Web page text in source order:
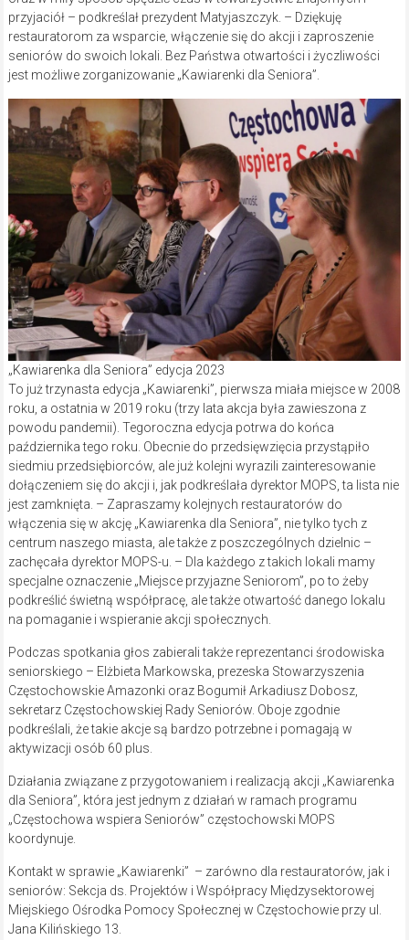
przyjaciół – podkreślał prezydent Matyjaszczyk. – Dziękuję
restauratorom za wsparcie, włączenie się do akcji i zaproszenie
seniorów do swoich lokali. Bez Państwa otwartości i życzliwości
jest możliwe zorganizowanie „Kawiarenki dla Seniora”.
„Kawiarenka dla Seniora” edycja 2023
To już trzynasta edycja „Kawiarenki”, pierwsza miała miejsce w 2008
roku, a ostatnia w 2019 roku (trzy lata akcja była zawieszona z
powodu pandemii). Tegoroczna edycja potrwa do końca
października tego roku. Obecnie do przedsięwzięcia przystąpiło
siedmiu przedsiębiorców, ale już kolejni wyrazili zainteresowanie
dołączeniem się do akcji i, jak podkreślała dyrektor MOPS, ta lista nie
jest zamknięta. – Zapraszamy kolejnych restauratorów do
włączenia się w akcję „Kawiarenka dla Seniora”, nie tylko tych z
centrum naszego miasta, ale także z poszczególnych dzielnic –
zachęcała dyrektor MOPS-u. – Dla każdego z takich lokali mamy
specjalne oznaczenie „Miejsce przyjazne Seniorom”, po to żeby
podkreślić świetną współpracę, ale także otwartość danego lokalu
na pomaganie i wspieranie akcji społecznych.
Podczas spotkania głos zabierali także reprezentanci środowiska
seniorskiego – Elżbieta Markowska, prezeska Stowarzyszenia
Częstochowskie Amazonki oraz Bogumił Arkadiusz Dobosz,
sekretarz Częstochowskiej Rady Seniorów. Oboje zgodnie
podkreślali, że takie akcje są bardzo potrzebne i pomagają w
aktywizacji osób 60 plus.
Działania związane z przygotowaniem i realizacją akcji „Kawiarenka
dla Seniora”, która jest jednym z działań w ramach programu
„Częstochowa wspiera Seniorów” częstochowski MOPS
koordynuje.
Kontakt w sprawie „Kawiarenki” – zarówno dla restauratorów, jak i
seniorów: Sekcja ds. Projektów i Współpracy Międzysektorowej
Miejskiego Ośrodka Pomocy Społecznej w Częstochowie przy ul.
Jana Kilińskiego 13.